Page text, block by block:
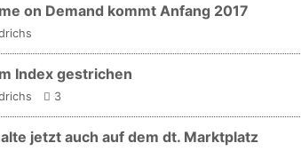
on Demand kommt Anfang 2017
Index gestrichen
3
jetzt auch auf dem dt. Marktplatz